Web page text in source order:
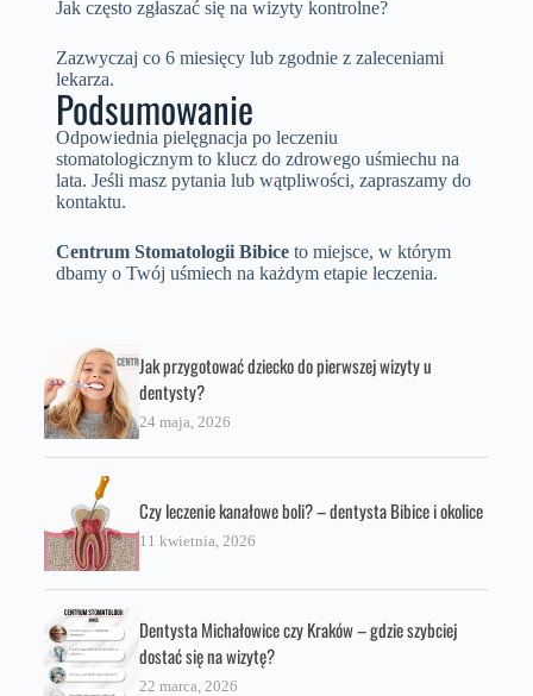
Jak często zgłaszać się na wizyty kontrolne?
Zazwyczaj co 6 miesięcy lub zgodnie z zaleceniami
lekarza.
Podsumowanie
Odpowiednia pielęgnacja po leczeniu
stomatologicznym to klucz do zdrowego uśmiechu na
lata. Jeśli masz pytania lub wątpliwości, zapraszamy do
kontaktu.
Centrum Stomatologii Bibiceto miejsce, w którym
dbamy o Twój uśmiech na każdym etapie leczenia.
Jak przygotować dziecko do pierwszej wizyty u
dentysty?
24 maja, 2026
Czy leczenie kanałowe boli? – dentysta Bibice i okolice
11 kwietnia, 2026
Dentysta Michałowice czy Kraków – gdzie szybciej
dostać się na wizytę?
22 marca, 2026